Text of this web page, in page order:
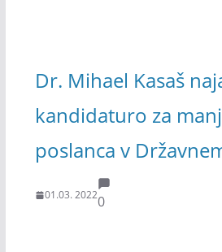
Dr. Mihael Kasaš
kandidaturo za
poslanca v
01.03. 20220